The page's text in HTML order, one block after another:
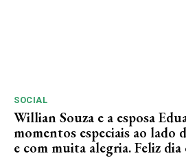
SOCIAL
Willian Souza e a esposa
momentos especiais ao lado
e com muita alegria. Feliz dia